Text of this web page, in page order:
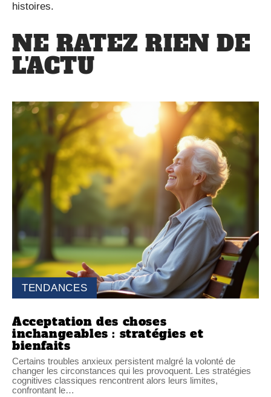
histoires.
NE RATEZ RIEN DE
L'ACTU
TENDANCES
Acceptation des choses
inchangeables : stratégies et
bienfaits
Certains troubles anxieux persistent malgré la volonté de
changer les circonstances qui les provoquent. Les stratégies
cognitives classiques rencontrent alors leurs limites,
confrontant le…